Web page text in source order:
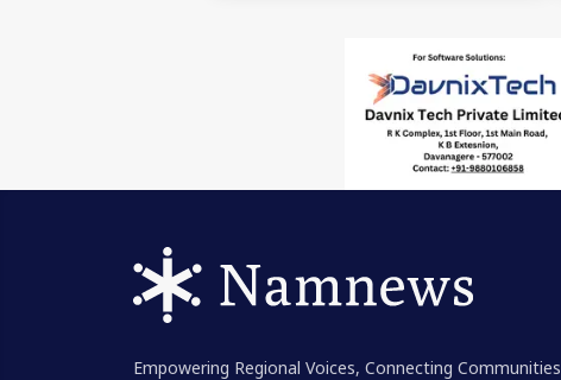
Empowering Regional Voices, Connecting Communities